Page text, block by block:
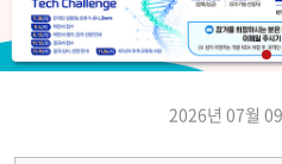
2026년 07월